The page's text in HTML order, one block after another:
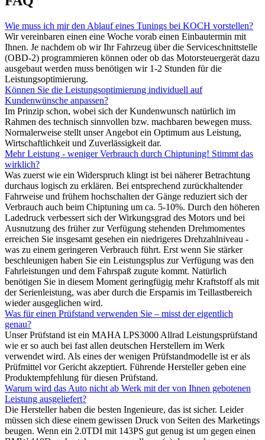
Wie muss ich mir den Ablauf eines Tunings bei KOCH vorstellen?
Wir vereinbaren einen eine Woche vorab einen Einbautermin mit
Ihnen. Je nachdem ob wir Ihr Fahrzeug über die Serviceschnittstelle
(OBD-2) programmieren können oder ob das Motorsteuergerät dazu
ausgebaut werden muss benötigen wir 1-2 Stunden für die
Leistungsoptimierung.
Können Sie die Leistungsoptimierung individuell auf
Kundenwünsche anpassen?
Im Prinzip schon, wobei sich der Kundenwunsch natürlich im
Rahmen des technisch sinnvollen bzw. machbaren bewegen muss.
Normalerweise stellt unser Angebot ein Optimum aus Leistung,
Wirtschaftlichkeit und Zuverlässigkeit dar.
Mehr Leistung - weniger Verbrauch durch Chiptuning! Stimmt das
wirklich?
Was zuerst wie ein Widerspruch klingt ist bei näherer Betrachtung
durchaus logisch zu erklären. Bei entsprechend zurückhaltender
Fahrweise und frühem hochschalten der Gänge reduziert sich der
Verbrauch auch beim Chiptuning um ca. 5-10%. Durch den höheren
Ladedruck verbessert sich der Wirkungsgrad des Motors und bei
Ausnutzung des früher zur Verfügung stehenden Drehmomentes
erreichen Sie insgesamt gesehen ein niedrigeres Drehzahlniveau -
was zu einem geringeren Verbrauch führt. Erst wenn Sie stärker
beschleunigen haben Sie ein Leistungsplus zur Verfügung was den
Fahrleistungen und dem Fahrspaß zugute kommt. Natürlich
benötigen Sie in diesem Moment geringfügig mehr Kraftstoff als mit
der Serienleistung, was aber durch die Ersparnis im Teillastbereich
wieder ausgeglichen wird.
Was für einen Prüfstand verwenden Sie – misst der eigentlich
genau?
Unser Prüfstand ist ein MAHA LPS3000 Allrad Leistungsprüfstand
wie er so auch bei fast allen deutschen Herstellern im Werk
verwendet wird. Als eines der wenigen Prüfstandmodelle ist er als
Prüfmittel vor Gericht akzeptiert. Führende Hersteller geben eine
Produktempfehlung für diesen Prüfstand.
Warum wird das Auto nicht ab Werk mit der von Ihnen gebotenen
Leistung ausgeliefert?
Die Hersteller haben die besten Ingenieure, das ist sicher. Leider
müssen sich diese einem gewissen Druck von Seiten des Marketings
beugen. Wenn ein 2.0TDI mit 143PS gut genug ist um gegen einen